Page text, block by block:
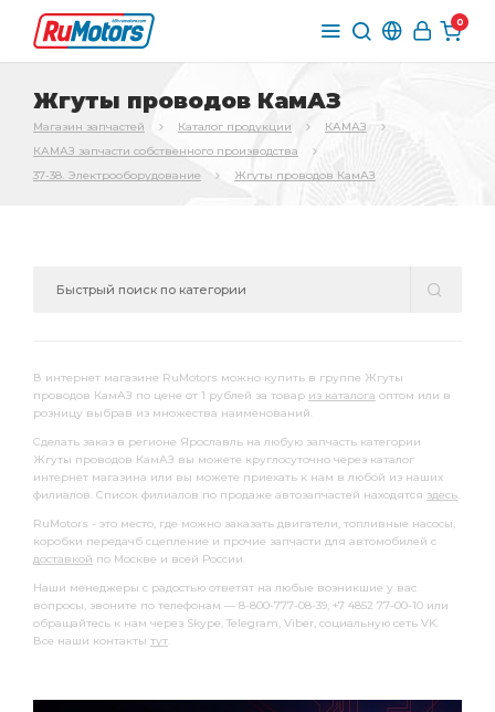
0
Жгуты проводов КамАЗ
Магазин запчастей Каталог продукции
КАМАЗ
КАМАЗ запчасти собственного производства
37-38. Электрооборудование
Жгуты проводов КамАЗ
В интернет магазине RuMotors можно купить в группе Жгуты
проводов КамАЗ по цене от 1 рублей за товар из каталога оптом или в
розницу выбрав из множества наименований.
Сделать заказ в регионе Ярославль на любую запчасть категории
Жгуты проводов КамАЗ вы можете круглосуточно через каталог
интернет магазина или вы можете приехать к нам в любой из наших
филиалов. Список филиалов по продаже автозапчастей находятся здесь.
RuMotors - это место, где можно заказать двигатели, топливные насосы,
коробки передачб сцепление и прочие запчасти для автомобилей с
доставкой по Москве и всей России.
Наши менеджеры с радостью ответят на любые возникшие у вас
вопросы, звоните по телефонам — 8-800-777-08-39, +7 4852 77-00-10 или
обращайтесь к нам через Skype, Telegram, Viber, социальную сеть VK.
Все наши контакты тут.